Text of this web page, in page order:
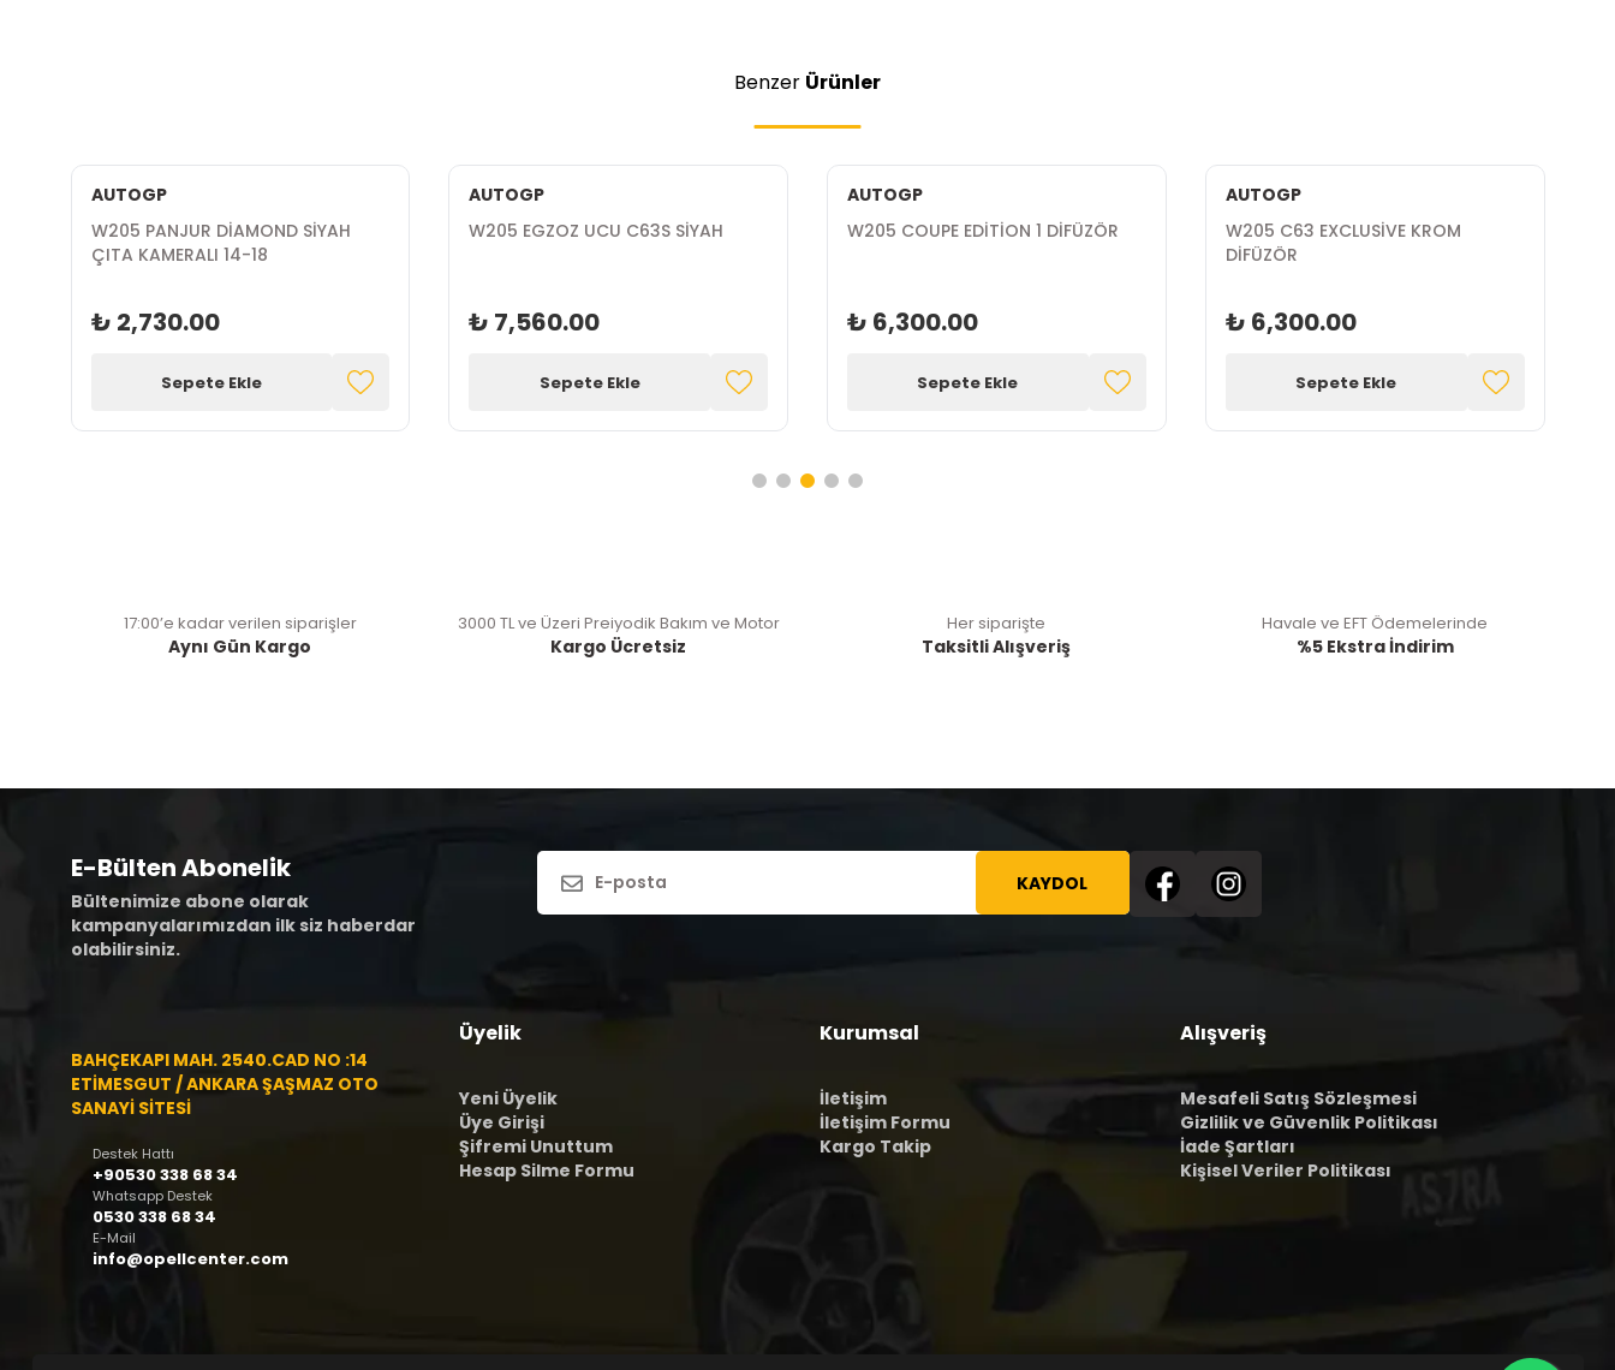
Benzer Ürünler
AUTOGP
W205 PANJUR DİAMOND SİYAH
ÇITA KAMERALI 14-18
₺ 2,730.00
Sepete Ekle
AUTOGP
W205 EGZOZ UCU C63S SİYAH
₺ 7,560.00
Sepete Ekle
AUTOGP
W205 COUPE EDİTİON 1 DİFÜZÖR
₺ 6,300.00
Sepete Ekle
AUTOGP
W205 C63 EXCLUSİVE KROM
DİFÜZÖR
₺ 6,300.00
Sepete Ekle
17:00’e kadar verilen siparişler
Aynı Gün Kargo
3000 TL ve Üzeri Preiyodik Bakım ve Motor
Kargo Ücretsiz
Her siparişte
Taksitli Alışveriş
Havale ve EFT Ödemelerinde
%5 Ekstra İndirim
E-Bülten Abonelik
Bültenimize abone olarak
kampanyalarımızdan ilk siz haberdar
olabilirsiniz.
KAYDOL
BAHÇEKAPI MAH. 2540.CAD NO :14
ETİMESGUT / ANKARA ŞAŞMAZ OTO
SANAYİ SİTESİ
Destek Hattı
+90530 338 68 34
Whatsapp Destek
0530 338 68 34
E-Mail
info@opellcenter.com
Üyelik
Yeni Üyelik
Üye Girişi
Şifremi Unuttum
Hesap Silme Formu
Kurumsal
İletişim
İletişim Formu
Kargo Takip
Alışveriş
Mesafeli Satış Sözleşmesi
Gizlilik ve Güvenlik Politikası
İade Şartları
Kişisel Veriler Politikası